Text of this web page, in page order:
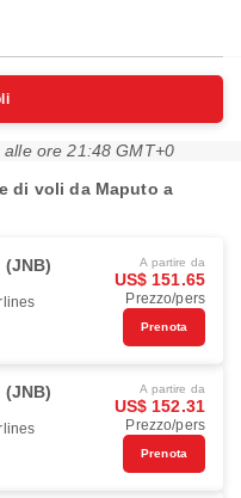
ore 21:48 GMT+0
di voli da Maputo a
A partire da
US$ 151.65
Prezzo/pers
Prenota
A partire da
US$ 152.31
Prezzo/pers
Prenota